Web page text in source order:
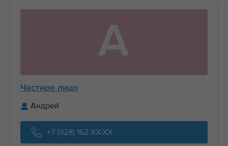
А
Частное лицо
Андрей
+7 (928) 162-XX-XX